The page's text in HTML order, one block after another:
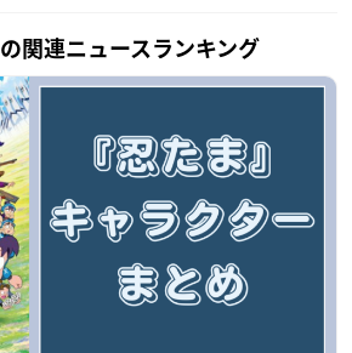
関連ニュースランキング